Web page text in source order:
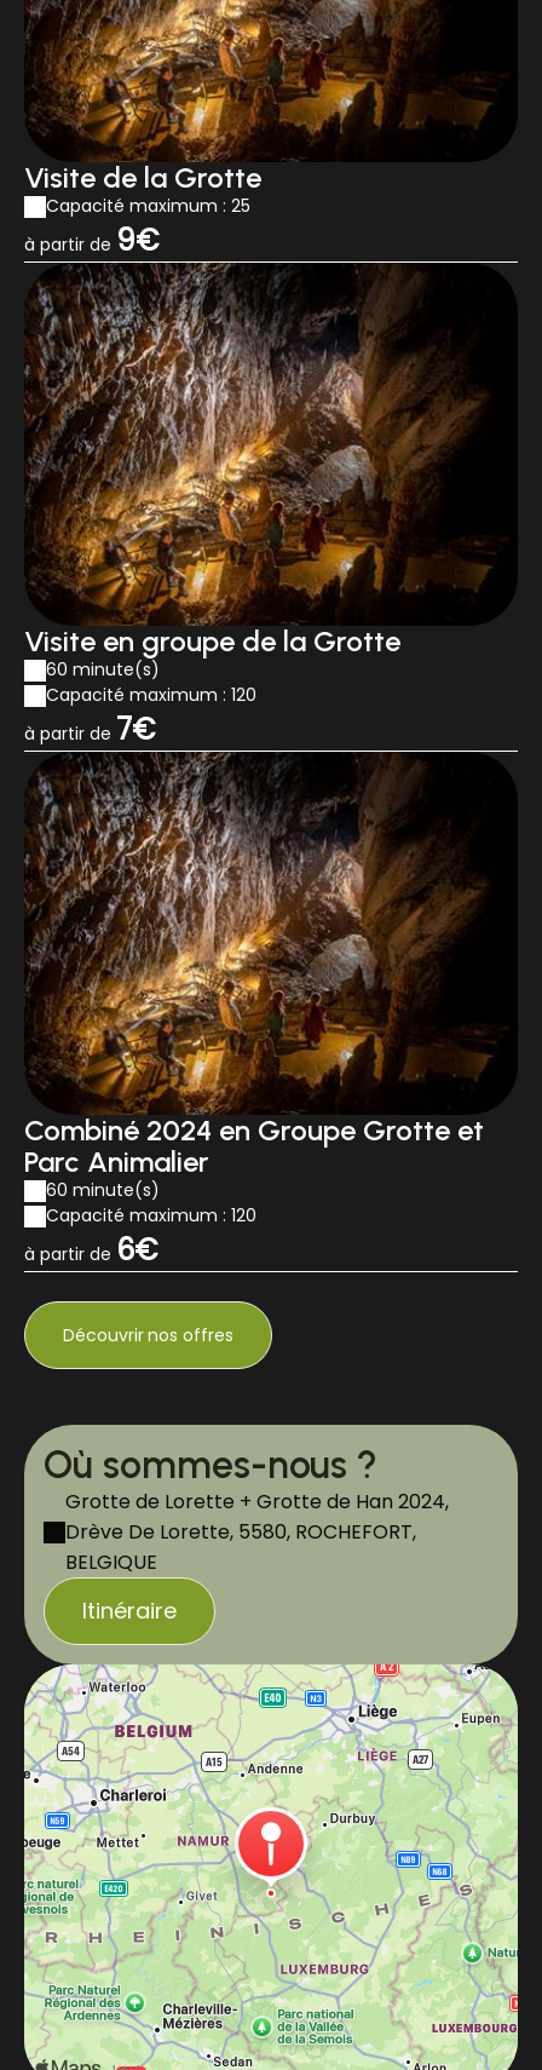
Visite de la Grotte
Capacité maximum : 25
à partir de 9€
Visite en groupe de la Grotte
60 minute(s)
Capacité maximum : 120
à partir de 7€
Combiné 2024 en Groupe Grotte et
Parc Animalier
60 minute(s)
Capacité maximum : 120
à partir de 6€
Découvrirnos offres
Où sommes-nous ?
Grotte de Lorette + Grotte de Han 2024,
Drève De Lorette, 5580, ROCHEFORT,
BELGIQUE
Itinéraire